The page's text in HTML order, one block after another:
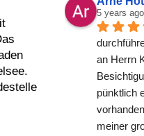
5 years ago
an Herrn
pünktlich
meiner